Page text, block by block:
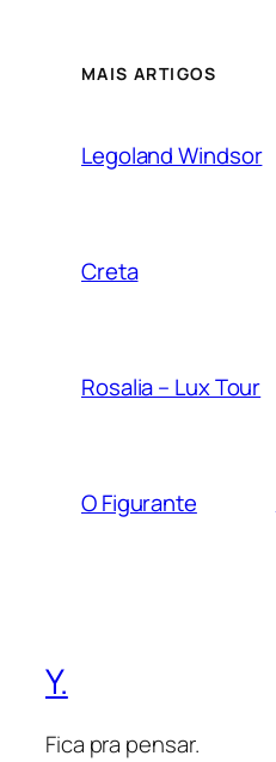
MAIS ARTIGOS
Legoland Windsor
Creta
Rosalia – Lux Tour
O Figurante
Y.
Fica pra pensar.